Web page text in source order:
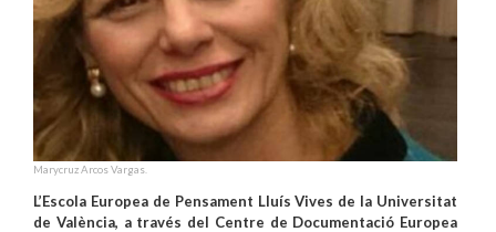
Marycruz Arcos Vargas.
L’Escola Europea de Pensament Lluís Vives de la Universitat
de València, a través del Centre de Documentació Europea